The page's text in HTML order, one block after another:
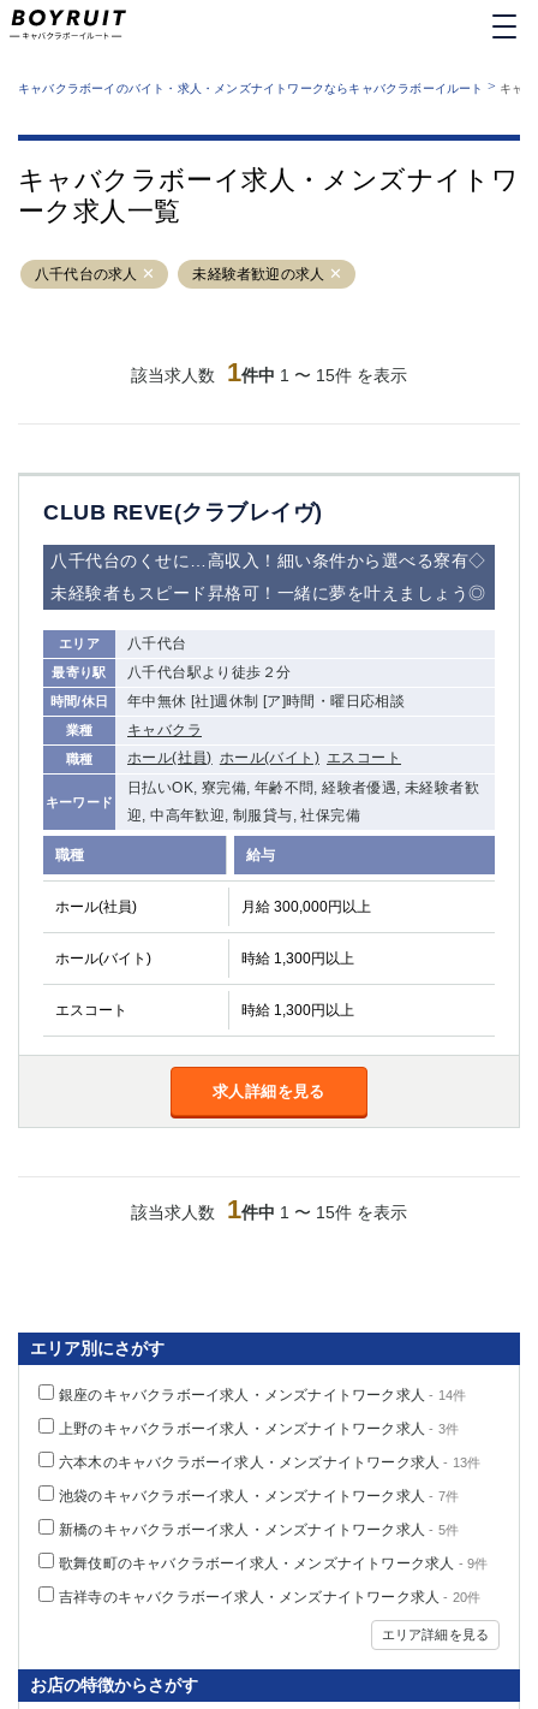
業種から探す
運営者情報
サイトマップ
キャバクラボーイのバイト・求人・メンズナイトワークならキャバクラボーイルート > キャ
キャバクラボーイ求人・メンズナイトワ
ーク求人一覧
八千代台の求人 未経験者歓迎の求人
該当求人数 1件中 1 〜 15件 を表示
CLUB REVE(クラブレイヴ)
八千代台のくせに…高収入！細い条件から選べる寮有◇
未経験者もスピード昇格可！一緒に夢を叶えましょう◎
エリア 八千代台
最寄り駅 八千代台駅より徒歩２分
時間/休日 年中無休 [社]週休制 [ア]時間・曜日応相談
業種 キャバクラ
職種 ホール(社員) ホール(バイト) エスコート
キーワード
日払いOK, 寮完備, 年齢不問, 経験者優遇, 未経験者歓
迎, 中高年歓迎, 制服貸与, 社保完備
職種 給与
ホール(社員) 月給 300,000円以上
ホール(バイト) 時給 1,300円以上
エスコート 時給 1,300円以上
求人詳細を見る
該当求人数 1件中 1 〜 15件 を表示
エリア別にさがす
銀座のキャバクラボーイ求人・メンズナイトワーク求人 - 14件
上野のキャバクラボーイ求人・メンズナイトワーク求人 - 3件
六本木のキャバクラボーイ求人・メンズナイトワーク求人 - 13件
池袋のキャバクラボーイ求人・メンズナイトワーク求人 - 7件
新橋のキャバクラボーイ求人・メンズナイトワーク求人 - 5件
歌舞伎町のキャバクラボーイ求人・メンズナイトワーク求人 - 9件
吉祥寺のキャバクラボーイ求人・メンズナイトワーク求人 - 20件
エリア詳細を見る
お店の特徴からさがす
六本木
池袋
新橋
渋谷
大和
立川
①六本木 ②西麻布
大山
赤坂
高円寺
蒲田東口
多摩センター
立川（南口）
浜松町
西葛西
中野
葛西
府中
ひばりヶ丘（北口）
学芸大学
吉祥寺（南口／公園口） 小作・羽村・福生エリア
自由が丘
吉祥寺（北口／東口）
四谷
錦糸町南口
下北沢・経堂
金町（北口）
成増駅徒歩3分の好立地！①JR埼京線「赤羽駅」から徒歩2分 ②東
三軒茶屋（南口）
①歌舞伎町 ②新宿 ③新宿三丁目 ④西
①歌舞伎町 ②新宿 ③西部新宿 ③東新宿
①歌舞伎町 ②新宿
①東武練馬 ②成増・板橋 ③大山 ②池袋
池袋東口
大井町
下赤塚
浅草
五井
関内
横浜
川崎
溝の口
本厚木
小田原
横浜・桜木町
元住吉
茅ヶ崎
戸塚
たまプラーザ